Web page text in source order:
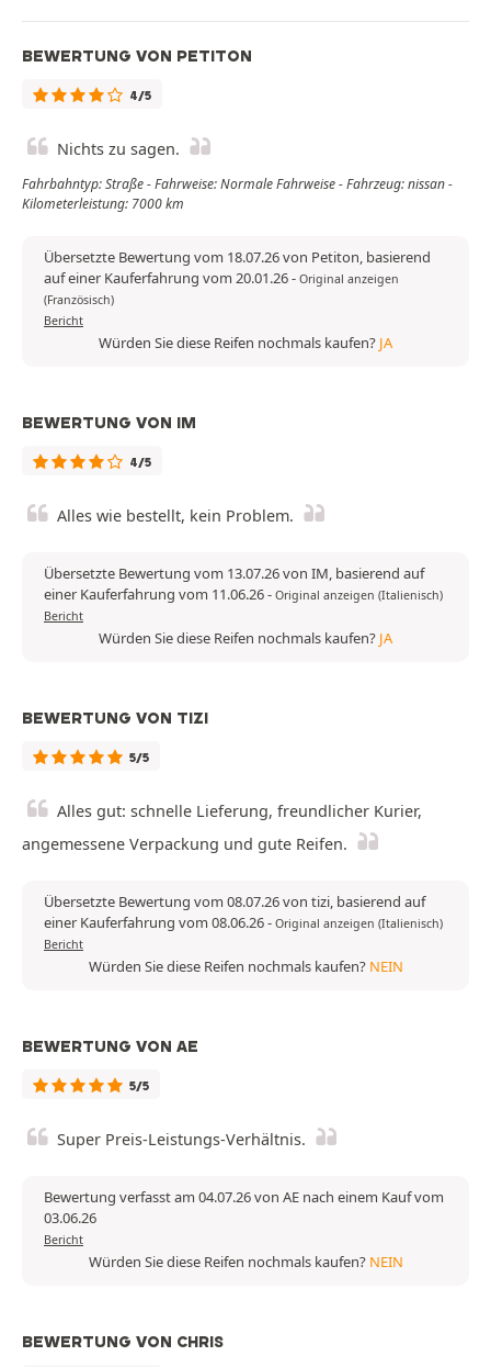
BEWERTUNG VON PETITON
4/5
Nichts zu sagen.
Fahrbahntyp: Straße - Fahrweise: Normale Fahrweise - Fahrzeug: nissan -
Kilometerleistung: 7000 km
Übersetzte Bewertung vom 18.07.26 von Petiton, basierend
auf einer Kauferfahrung vom 20.01.26- Original anzeigen
(Französisch)
Bericht
Würden Sie diese Reifen nochmals kaufen? JA
BEWERTUNG VON IM
4/5
Alles wie bestellt, kein Problem.
Übersetzte Bewertung vom 13.07.26 von IM, basierend auf
einer Kauferfahrung vom 11.06.26- Original anzeigen (Italienisch)
Bericht
Würden Sie diese Reifen nochmals kaufen? JA
BEWERTUNG VON TIZI
5/5
Alles gut: schnelle Lieferung, freundlicher Kurier,
angemessene Verpackung und gute Reifen.
Übersetzte Bewertung vom 08.07.26 von tizi, basierend auf
einer Kauferfahrung vom 08.06.26- Original anzeigen (Italienisch)
Bericht
Würden Sie diese Reifen nochmals kaufen? NEIN
BEWERTUNG VON AE
5/5
Super Preis-Leistungs-Verhältnis.
Bewertung verfasst am 04.07.26 von AE nach einem Kauf vom
03.06.26
Bericht
Würden Sie diese Reifen nochmals kaufen? NEIN
BEWERTUNG VON CHRIS